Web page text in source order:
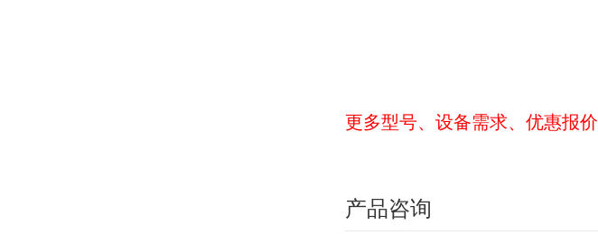
更多型号、设备需求、优惠报价
产品咨询